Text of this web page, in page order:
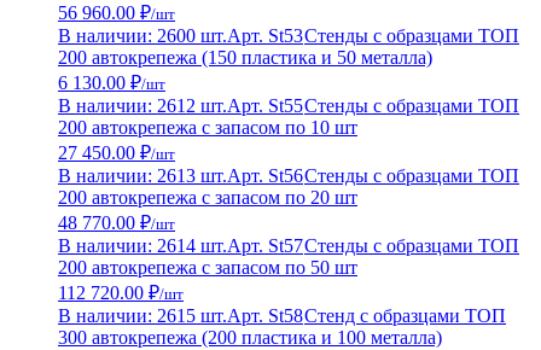
56 960.00 ₽/шт
В наличии: 2600 шт.Арт. St53Стенды с образцами ТОП
200 автокрепежа (150 пластика и 50 металла)
6 130.00 ₽/шт
В наличии: 2612 шт.Арт. St55Стенды с образцами ТОП
200 автокрепежа с запасом по 10 шт
27 450.00 ₽/шт
В наличии: 2613 шт.Арт. St56Стенды с образцами ТОП
200 автокрепежа с запасом по 20 шт
48 770.00 ₽/шт
В наличии: 2614 шт.Арт. St57Стенды с образцами ТОП
200 автокрепежа с запасом по 50 шт
112 720.00 ₽/шт
В наличии: 2615 шт.Арт. St58Стенд с образцами ТОП
300 автокрепежа (200 пластика и 100 металла)